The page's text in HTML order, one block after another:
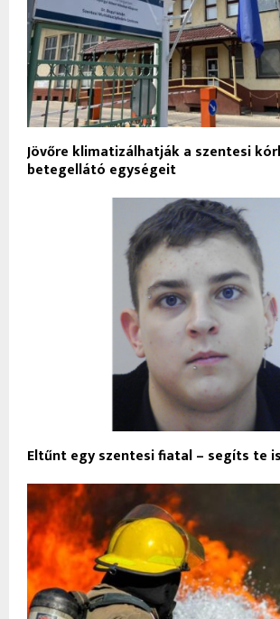
Jövőre klimatizálhatják a szentesi
betegellátó egységeit
Eltűnt egy szentesi fiatal – segíts te